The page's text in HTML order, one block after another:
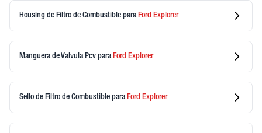
Housing de Filtro de Combustible para Ford Explorer
Manguera de Valvula Pcv para Ford Explorer
Sello de Filtro de Combustible para Ford Explorer